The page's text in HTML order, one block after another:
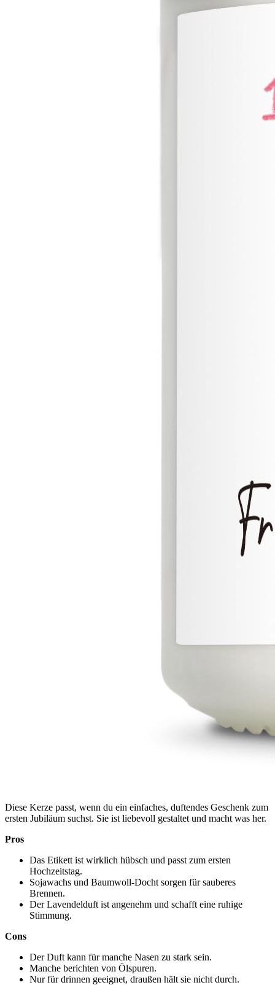
Diese Kerze passt, wenn du ein einfaches, duftendes Geschenk zum
ersten Jubiläum suchst. Sie ist liebevoll gestaltet und macht was her.
Pros
Das Etikett ist wirklich hübsch und passt zum ersten
Hochzeitstag.
Sojawachs und Baumwoll-Docht sorgen für sauberes
Brennen.
Der Lavendelduft ist angenehm und schafft eine ruhige
Stimmung.
Cons
Der Duft kann für manche Nasen zu stark sein.
Manche berichten von Ölspuren.
Nur für drinnen geeignet, draußen hält sie nicht durch.